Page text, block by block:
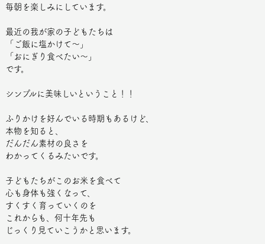
毎朝を楽しみにしています。
最近の我が家の子どもたちは
「ご飯に塩かけて〜」
「おにぎり食べたい〜」
です。
シンプルに美味しいということ！！
ふりかけを好んでいる時期もあるけど、
本物を知ると、
だんだん素材の良さを
わかってくるみたいです。
子どもたちがこのお米を食べて
心も身体も強くなって、
すくすく育っていくのを
これからも、何十年先も
じっくり見ていこうかと思います。